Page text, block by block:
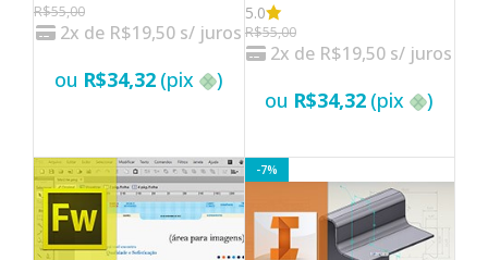
R$55,00
2x de R$19,50 s/ juros
ou R$34,32 (pix )
5.0
R$55,00
2x de R$19,50 s/ juros
ou R$34,32 (pix )
-7%